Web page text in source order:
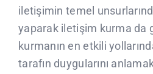
iletişimin temel
yaparak iletişim kurma da
kurmanın en etkili
tarafın duygularını